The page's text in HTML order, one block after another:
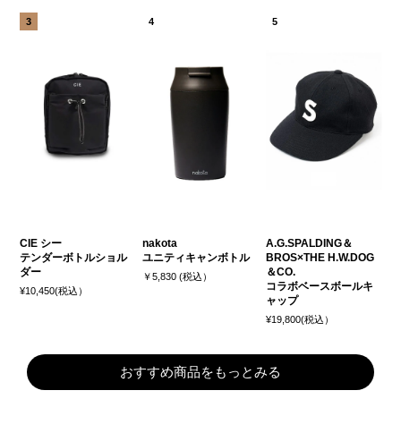
CIE シー
テンダーボトルショル
ダー
¥10,450(税込）
nakota
ユニティキャンボトル
￥5,830 (税込）
A.G.SPALDING＆
BROS×THE H.W.DOG
＆CO.
コラボベースボールキ
ャップ
¥19,800(税込）
おすすめ商品をもっとみる